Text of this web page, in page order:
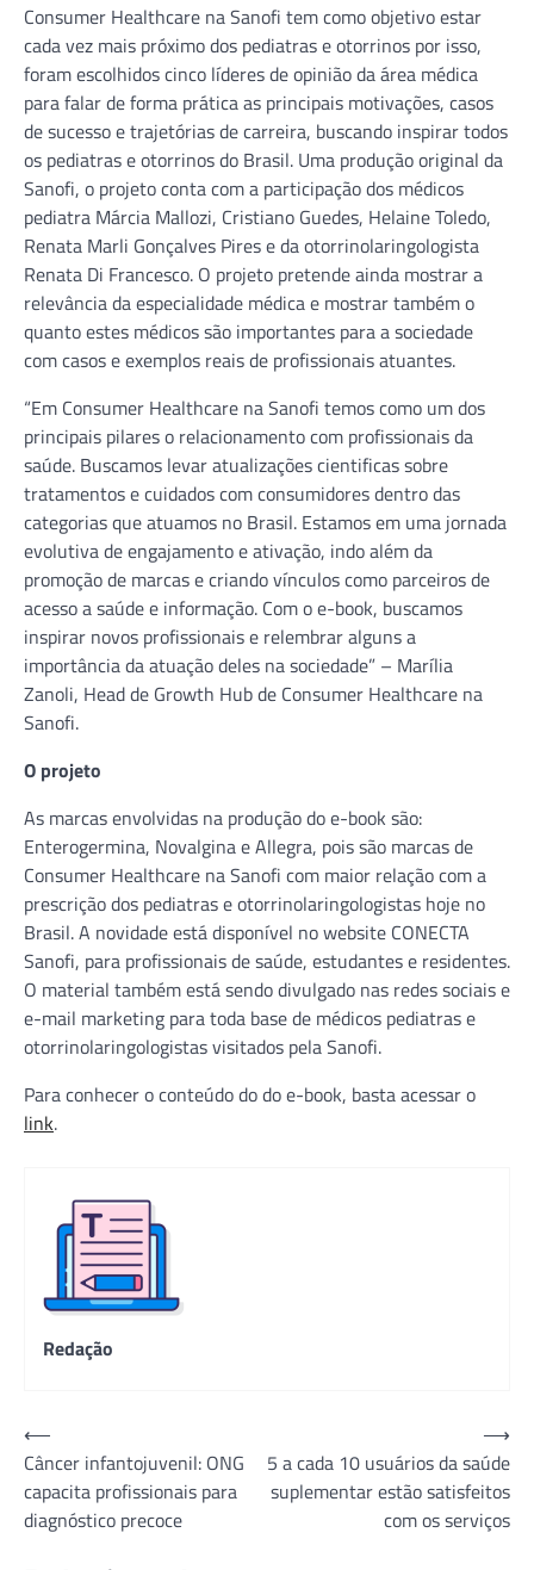
Consumer Healthcare na Sanofi tem como objetivo estar
cada vez mais próximo dos pediatras e otorrinos por isso,
foram escolhidos cinco líderes de opinião da área médica
para falar de forma prática as principais motivações, casos
de sucesso e trajetórias de carreira, buscando inspirar todos
os pediatras e otorrinos do Brasil. Uma produção original da
Sanofi, o projeto conta com a participação dos médicos
pediatra Márcia Mallozi, Cristiano Guedes, Helaine Toledo,
Renata Marli Gonçalves Pires e da otorrinolaringologista
Renata Di Francesco. O projeto pretende ainda mostrar a
relevância da especialidade médica e mostrar também o
quanto estes médicos são importantes para a sociedade
com casos e exemplos reais de profissionais atuantes.
“Em Consumer Healthcare na Sanofi temos como um dos
principais pilares o relacionamento com profissionais da
saúde. Buscamos levar atualizações cientificas sobre
tratamentos e cuidados com consumidores dentro das
categorias que atuamos no Brasil. Estamos em uma jornada
evolutiva de engajamento e ativação, indo além da
promoção de marcas e criando vínculos como parceiros de
acesso a saúde e informação. Com o e-book, buscamos
inspirar novos profissionais e relembrar alguns a
importância da atuação deles na sociedade” – Marília
Zanoli, Head de Growth Hub de Consumer Healthcare na
Sanofi.
O projeto
As marcas envolvidas na produção do e-book são:
Enterogermina, Novalgina e Allegra, pois são marcas de
Consumer Healthcare na Sanofi com maior relação com a
prescrição dos pediatras e otorrinolaringologistas hoje no
Brasil. A novidade está disponível no website CONECTA
Sanofi, para profissionais de saúde, estudantes e residentes.
O material também está sendo divulgado nas redes sociais e
e-mail marketing para toda base de médicos pediatras e
otorrinolaringologistas visitados pela Sanofi.
Para conhecer o conteúdo do do e-book, basta acessar o
link.
Redação
Navegação
de
Post
⟵
Câncer infantojuvenil: ONG
capacita profissionais para
diagnóstico precoce
5 a cada 10 usuários da saúde
suplementar estão satisfeitos
com os serviços
⟶